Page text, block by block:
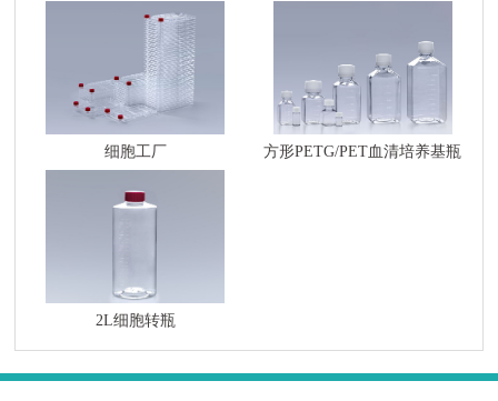
细胞工厂 方形PETG/PET血清培养基瓶
2L细胞转瓶